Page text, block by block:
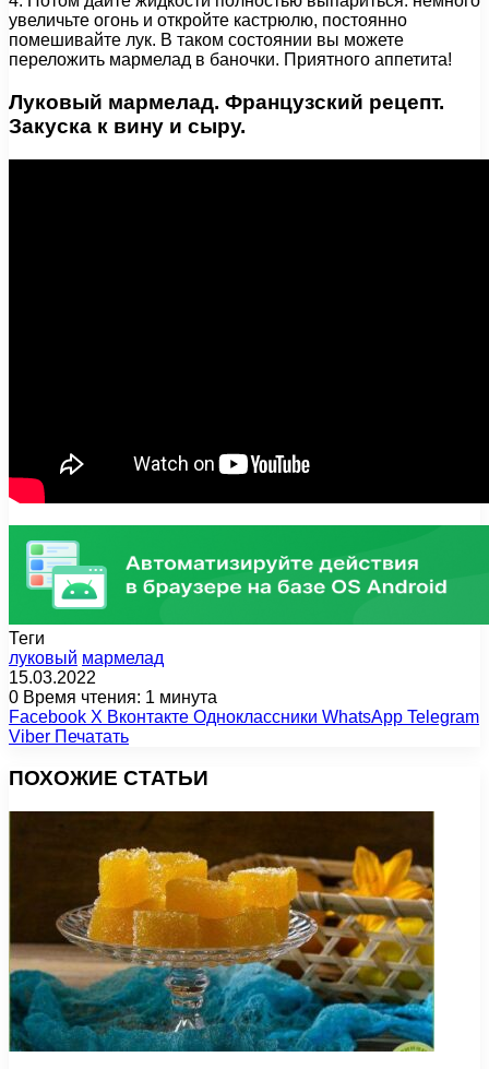
увеличьте огонь и откройте кастрюлю, постоянно
помешивайте лук. В таком состоянии вы можете
переложить мармелад в баночки. Приятного аппетита!
Луковый мармелад. Французский рецепт.
Закуска к вину и сыру.
Теги
луковый мармелад
15.03.2022
0 Время чтения: 1 минута
Facebook X Вконтакте Одноклассники WhatsApp Telegram
Viber Печатать
ПОХОЖИЕ СТАТЬИ